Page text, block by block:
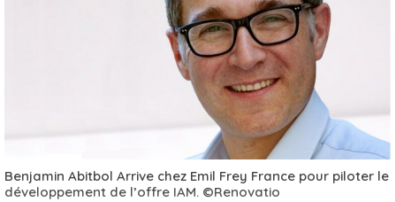
Benjamin Abitbol Arrive chez Emil Frey France pour piloter le
développement de l’offre IAM. ©Renovatio